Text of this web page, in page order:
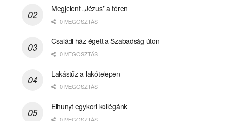
Megjelent „Jézus” a téren
0 MEGOSZTÁS
Családi ház égett a Szabadság úton
0 MEGOSZTÁS
Lakástűz a lakótelepen
0 MEGOSZTÁS
Elhunyt egykori kollégánk
0 MEGOSZTÁS